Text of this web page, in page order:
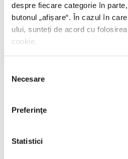
despre fiecare categorie în
butonul „afișare“. În cazul în
ului, sunteți de acord cu
cookie.
consimțământului
Necesare
Preferinţe
Statistici
PREȚ 71.99